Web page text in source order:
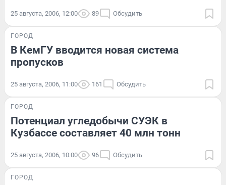
25 августа, 2006, 12:00 89 Обсудить
ГОРОД
В КемГУ вводится новая система
пропусков
25 августа, 2006, 11:00 161 Обсудить
ГОРОД
Потенциал угледобычи СУЭК в
Кузбассе составляет 40 млн тонн
25 августа, 2006, 10:00 96 Обсудить
ГОРОД